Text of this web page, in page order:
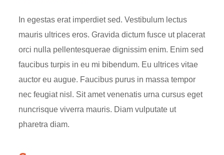
In egestas erat imperdiet sed. Vestibulum lectus
mauris ultrices eros. Gravida dictum fusce ut placerat
orci nulla pellentesquerae dignissim enim. Enim sed
faucibus turpis in eu mi bibendum. Eu ultrices vitae
auctor eu augue. Faucibus purus in massa tempor
nec feugiat nisl. Sit amet venenatis urna cursus eget
nuncrisque viverra mauris. Diam vulputate ut
pharetra diam.